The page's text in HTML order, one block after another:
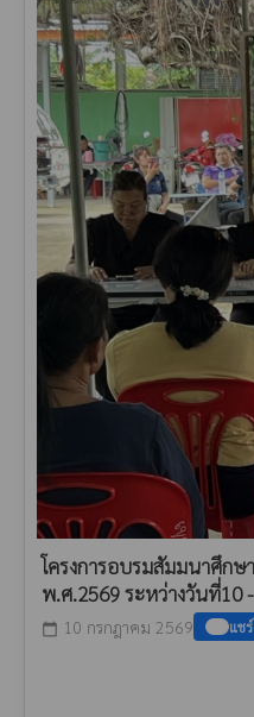
โครงการอบรมสัมมนาศึก
พ.ศ.2569 ระหว่างวันที่10
calendar_today 10 กรกฎาคม 2569 แชร์